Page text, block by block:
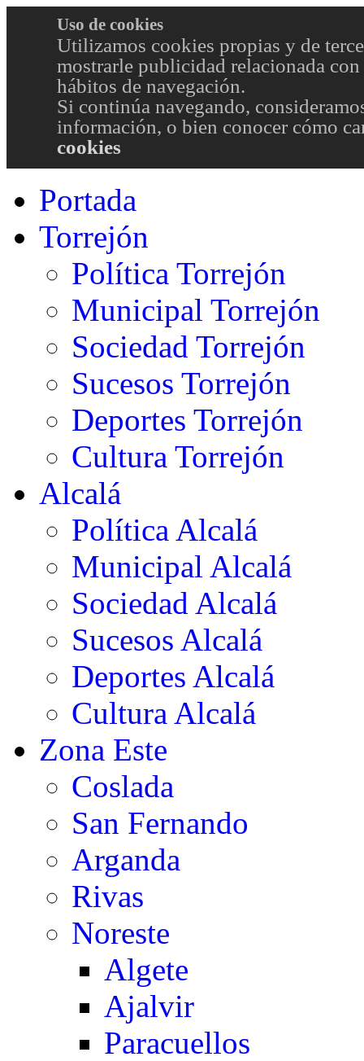
Uso de cookies
Utilizamos cookies propias y de
mostrarle publicidad relacionada
hábitos de navegación.
Si continúa navegando,
información, o bien conocer cómo
cookies
Portada
Torrejón
Política Torrejón
Municipal Torrejón
Sociedad Torrejón
Sucesos Torrejón
Deportes Torrejón
Cultura Torrejón
Alcalá
Política Alcalá
Municipal Alcalá
Sociedad Alcalá
Sucesos Alcalá
Deportes Alcalá
Cultura Alcalá
Zona Este
Coslada
San Fernando
Arganda
Rivas
Noreste
Algete
Ajalvir
Paracuellos